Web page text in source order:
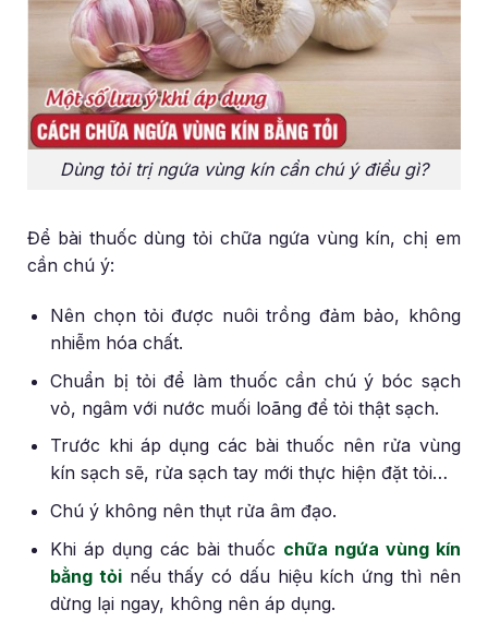
Dùng tỏi trị ngứa vùng kín cần chú ý điều gì?
Để bài thuốc dùng tỏi chữa ngứa vùng kín, chị em
cần chú ý:
Nên chọn tỏi được nuôi trồng đảm bảo, không
nhiễm hóa chất.
Chuẩn bị tỏi để làm thuốc cần chú ý bóc sạch
vỏ, ngâm với nước muối loãng để tỏi thật sạch.
Trước khi áp dụng các bài thuốc nên rửa vùng
kín sạch sẽ, rửa sạch tay mới thực hiện đặt tỏi…
Chú ý không nên thụt rửa âm đạo.
Khi áp dụng các bài thuốc chữa ngứa vùng kín
bằng tỏinếu thấy có dấu hiệu kích ứng thì nên
dừng lại ngay, không nên áp dụng.